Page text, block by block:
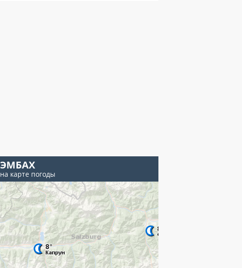
ЭМБАХ
на карте погоды